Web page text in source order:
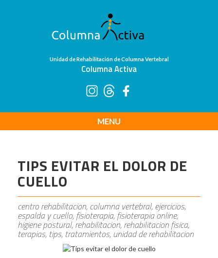
Unidad de Rehabilitación de Columna Vertebral
Columna Activa
MENU
TIPS EVITAR EL DOLOR DE
CUELLO
centro rehabilitacion, columna vertebral, ejercicios,
espalda y cuello, fisioterapia, fisioterapia online,
higiene postural, rehabilitacion, rehabilitacion fisica,
terapias, tips, tratamientos, unidad de rehabilitacion